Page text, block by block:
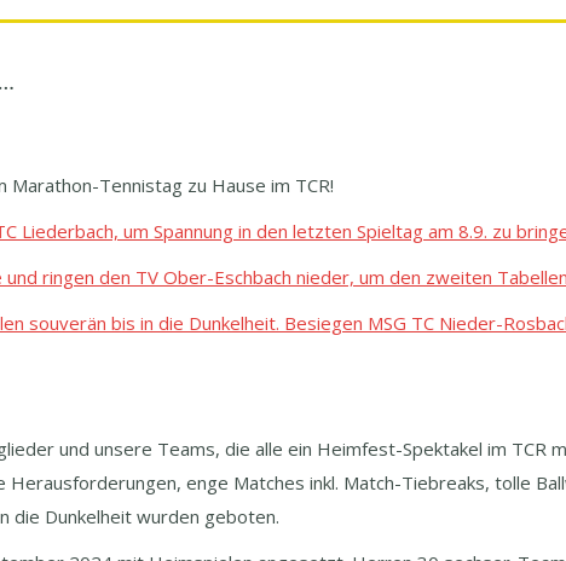
Tennistag zu Hause im TCR!
um Spannung in den letzten Spieltag am 8.9. zu
ringen den TV Ober-Eschbach nieder, um den zweiten
souverän bis in die Dunkelheit. Besiegen MSG TC Nieder-
und unsere Teams, die alle ein Heimfest-Spektakel im TCR
enge Matches inkl. Match-Tiebreaks, tolle
die Dunkelheit wurden geboten.